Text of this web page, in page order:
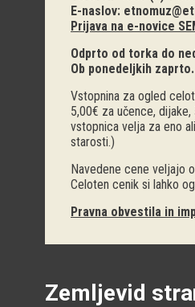
E-naslov:
Prijava na e-novice
Odprto od torka do
Ob ponedeljkih
Vstopnina za ogled
5,00€ za učence,
vstopnica velja za eno
starosti.)
Navedene cene veljajo
Celoten cenik si lahko
Pravna obvestila in
Zemljevid